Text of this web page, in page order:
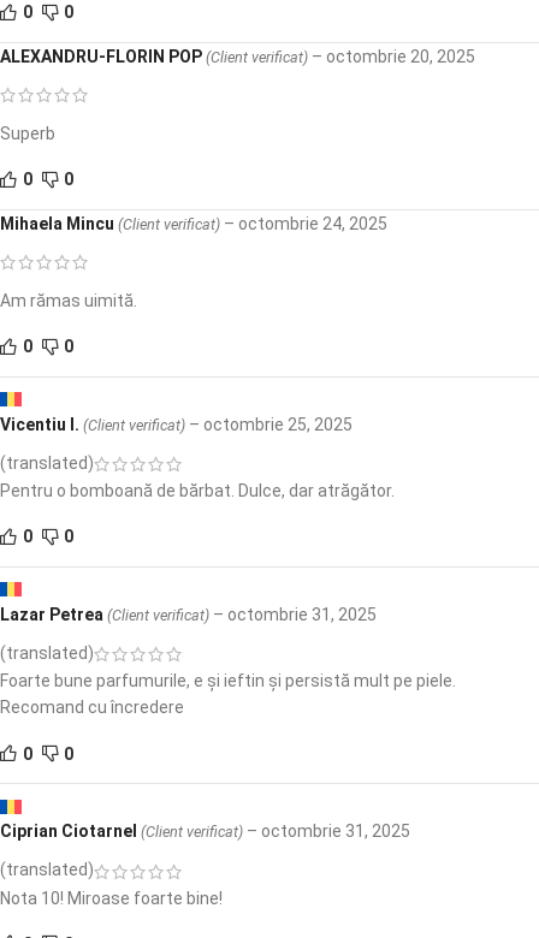
0 0
ALEXANDRU-FLORIN POP (Client verificat) – octombrie 20, 2025
Superb
0 0
Mihaela Mincu (Client verificat) – octombrie 24, 2025
Am rămas uimită.
0 0
Vicentiu I. (Client verificat) – octombrie 25, 2025
(translated)
Pentru o bomboană de bărbat. Dulce, dar atrăgător.
0 0
Lazar Petrea (Client verificat) – octombrie 31, 2025
(translated)
Foarte bune parfumurile, e și ieftin și persistă mult pe piele.
Recomand cu încredere
0 0
Ciprian Ciotarnel (Client verificat) – octombrie 31, 2025
(translated)
Nota 10! Miroase foarte bine!